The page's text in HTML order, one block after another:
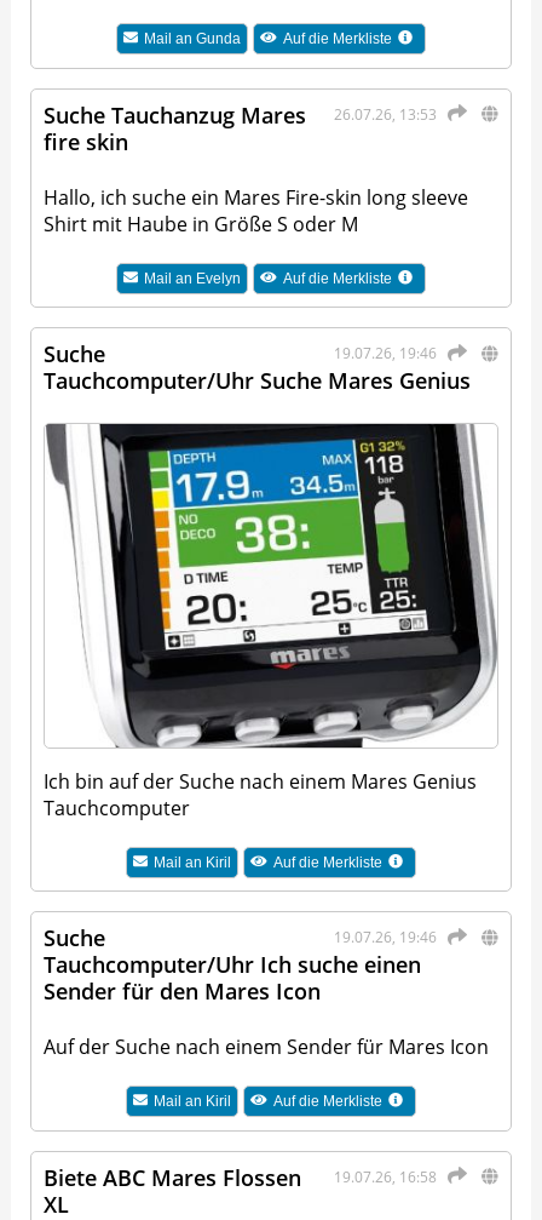
Mail an Gunda Auf die Merkliste
26.07.26, 13:53
Suche Tauchanzug Mares
fire skin
Hallo, ich suche ein Mares Fire-skin long sleeve
Shirt mit Haube in Größe S oder M
Mail an Evelyn Auf die Merkliste
19.07.26, 19:46
Suche
Tauchcomputer/Uhr Suche Mares Genius
Ich bin auf der Suche nach einem Mares Genius
Tauchcomputer
Mail an Kiril Auf die Merkliste
19.07.26, 19:46
Suche
Tauchcomputer/Uhr Ich suche einen
Sender für den Mares Icon
Auf der Suche nach einem Sender für Mares Icon
Mail an Kiril Auf die Merkliste
19.07.26, 16:58
Biete ABC Mares Flossen
XL